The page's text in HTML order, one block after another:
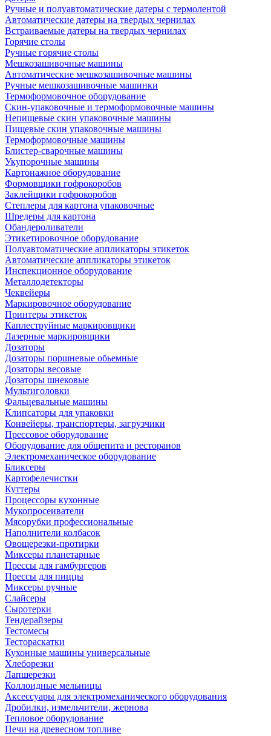
Ручные и полуавтоматические датеры с термолентой
Автоматические датеры на твердых чернилах
Встраиваемые датеры на твердых чернилах
Горячие столы
Ручные горячие столы
Мешкозашивочные машины
Автоматические мешкозашивочные машины
Ручные мешкозашивочные машинки
Термоформовочное оборудование
Скин-упаковочные и термоформовочные машины
Непищевые скин упаковочные машины
Пищевые скин упаковочные машины
Термоформовочные машины
Блистер-сварочные машины
Укупорочные машины
Картонажное оборудование
Формовщики гофрокоробов
Заклейщики гофрокоробов
Степлеры для картона упаковочные
Шредеры для картона
Обандероливатели
Этикетировочное оборудование
Полуавтоматические аппликаторы этикеток
Автоматические аппликаторы этикеток
Инспекционное оборудование
Металлодетекторы
Чеквейеры
Маркировочное оборудование
Принтеры этикеток
Каплеструйные маркировщики
Лазерные маркировщики
Дозаторы
Дозаторы поршневые обьемные
Дозаторы весовые
Дозаторы шнековые
Мультиголовки
Фальцевальные машины
Клипсаторы для упаковки
Конвейеры, транспортеры, загрузчики
Прессовое оборудование
Оборудование для общепита и ресторанов
Электромеханическое оборудование
Бликсеры
Картофелечистки
Куттеры
Процессоры кухонные
Мукопросеиватели
Мясорубки профессиональные
Наполнители колбасок
Овощерезки-протирки
Миксеры планетарные
Прессы для гамбургеров
Прессы для пиццы
Миксеры ручные
Слайсеры
Сыротерки
Тендерайзеры
Тестомесы
Тестораскатки
Кухонные машины универсальные
Хлеборезки
Лапшерезки
Коллоидные мельницы
Аксессуары для электромеханического оборудования
Дробилки, измельчители, жернова
Тепловое оборудование
Печи на древесном топливе